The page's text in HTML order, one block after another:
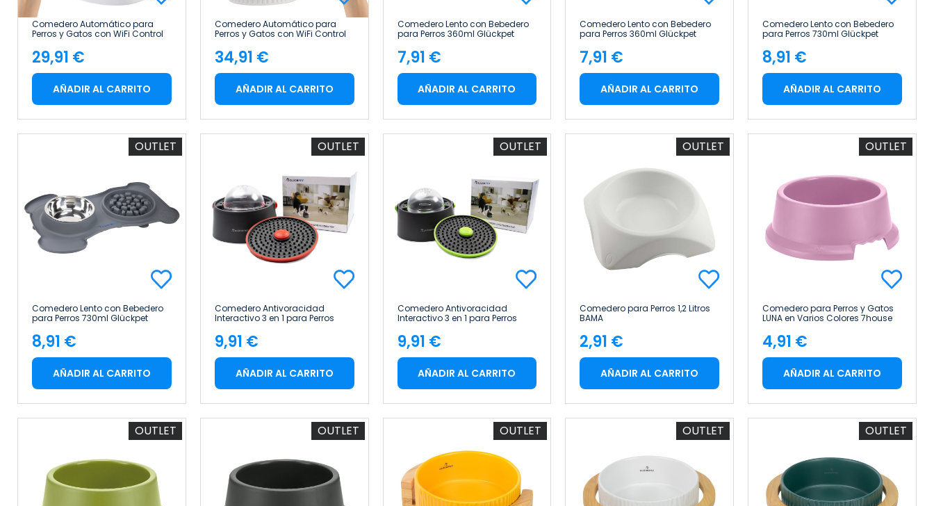
Comedero Automático para
Perros y Gatos con WiFi Control
Precio
29,91 €
AÑADIR AL CARRITO
Comedero Automático para
Perros y Gatos con WiFi Control
Precio
34,91 €
AÑADIR AL CARRITO
Comedero Lento con Bebedero
para Perros 360ml Glückpet
Precio
7,91 €
AÑADIR AL CARRITO
Comedero Lento con Bebedero
para Perros 360ml Glückpet
Precio
7,91 €
AÑADIR AL CARRITO
Comedero Lento con Bebedero
para Perros 730ml Glückpet
Precio
8,91 €
AÑADIR AL CARRITO
OUTLET
Comedero Lento con Bebedero
para Perros 730ml Glückpet
Precio
8,91 €
AÑADIR AL CARRITO
OUTLET
Comedero Antivoracidad
Interactivo 3 en 1 para Perros
Precio
9,91 €
AÑADIR AL CARRITO
OUTLET
Comedero Antivoracidad
Interactivo 3 en 1 para Perros
Precio
9,91 €
AÑADIR AL CARRITO
OUTLET
Comedero para Perros 1,2 Litros
BAMA
Precio
2,91 €
AÑADIR AL CARRITO
OUTLET
Comedero para Perros y Gatos
LUNA en Varios Colores 7house
Precio
4,91 €
AÑADIR AL CARRITO
OUTLET OUTLET OUTLET OUTLET OUTLET